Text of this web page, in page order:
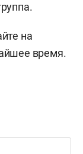
на
время.